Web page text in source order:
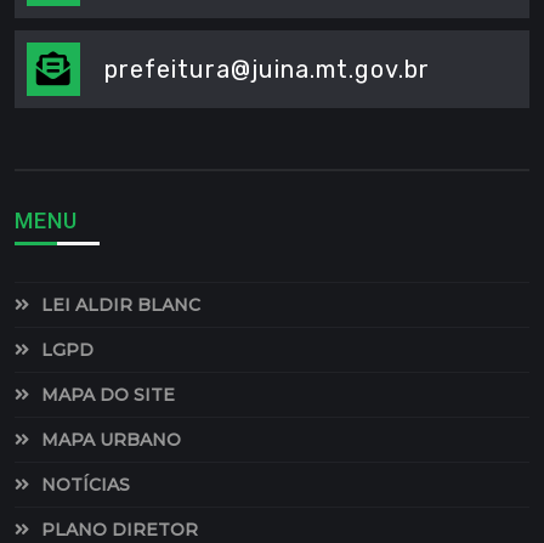
prefeitura@juina.mt.gov.br
MENU
LEI ALDIR BLANC
LGPD
MAPA DO SITE
MAPA URBANO
NOTÍCIAS
PLANO DIRETOR